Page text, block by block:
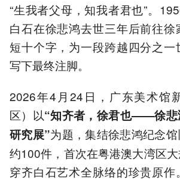
“生我者父母，知我者君也”。
白石在徐悲鸿去世三年后前往徐
短十个字，为一段跨越四分之一
写下最终注脚。
2026年4月24日，广东美术馆
区）以“知齐者，徐君也——徐悲
研究展”为题，集结徐悲鸿纪念
约100件，首次在粤港澳大湾区
穿齐白石艺术全脉络的珍贵原作